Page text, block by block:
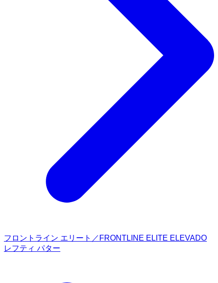
フロントライン エリート／FRONTLINE ELITE ELEVADO
レフティ パター